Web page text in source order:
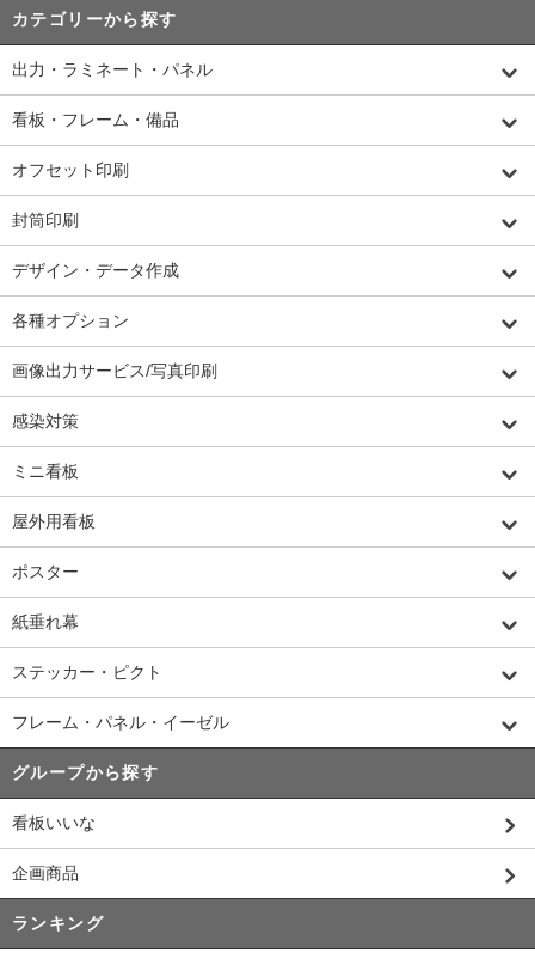
カテゴリーから探す
出力・ラミネート・パネル
看板・フレーム・備品
オフセット印刷
封筒印刷
デザイン・データ作成
各種オプション
画像出力サービス/写真印刷
感染対策
ミニ看板
屋外用看板
ポスター
紙垂れ幕
ステッカー・ピクト
フレーム・パネル・イーゼル
グループから探す
看板いいな
企画商品
ランキング